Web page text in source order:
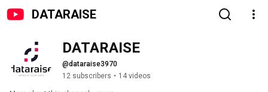
DATARAISE
DATARAISE
@dataraise3970
12 subscribers • 14 videos